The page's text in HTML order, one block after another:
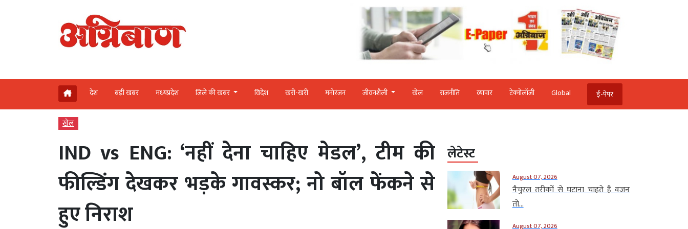
देश बड़ी खबर मध्‍यप्रदेश जिले की खबर विदेश खरी-खरी मनोरंजन जीवनशैली खेल राजनीति व्‍यापार टेक्‍नोलॉजी Global ई-पेपर
खेल
IND vs ENG: ‘नहीं देना चाहिए मेडल’, टीम की
फील्डिंग देखकर भड़के गावस्कर; नो बॉल फेंकने से
हुए निराश
लेटेस्ट
August 07, 2026
नैचुरल तरीकों से घटाना चाहते हैं वजन
तो...
August 07, 2026